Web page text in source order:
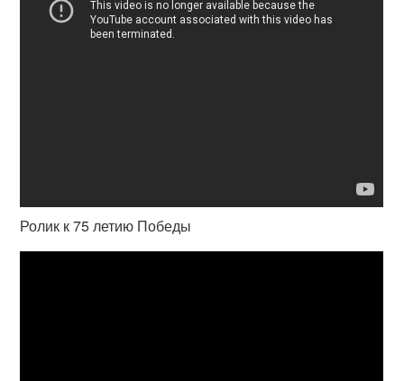
Ролик к 75 летию Победы